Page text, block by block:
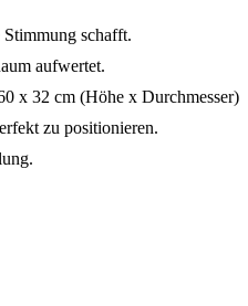
Stimmung schafft.
aufwertet.
x 32 cm (Höhe x Durchmesser)
zu positionieren.